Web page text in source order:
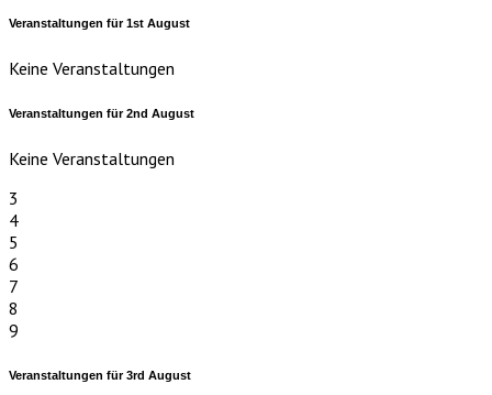
Veranstaltungen für1st August
Keine Veranstaltungen
Veranstaltungen für2nd August
Keine Veranstaltungen
3
4
5
6
7
8
9
Veranstaltungen für3rd August